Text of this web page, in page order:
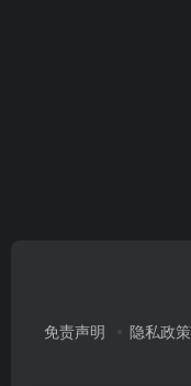
免责声明 隐私政策